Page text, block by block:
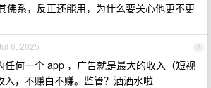
佛系，反正还能用，为什么要关心他更不更
7
6, 2025
任何一个 app ，广告就是最大的收入（短视
入，不赚白不赚。监管？洒洒水啦